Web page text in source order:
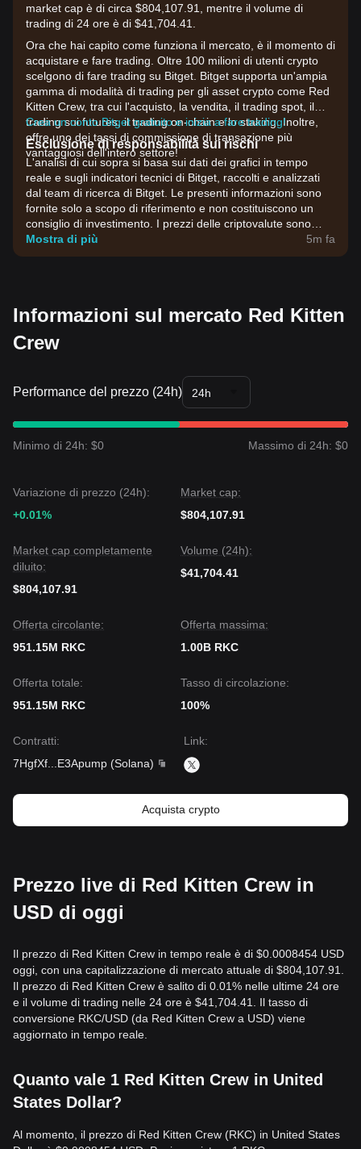
market cap è di circa $804,107.91, mentre il volume di
trading di 24 ore è di $41,704.41.
Ora che hai capito come funziona il mercato, è il momento di
acquistare e fare trading. Oltre 100 milioni di utenti crypto
scelgono di fare trading su Bitget. Bitget supporta un'ampia
gamma di modalità di trading per gli asset crypto come Red
Kitten Crew, tra cui l'acquisto, la vendita, il trading spot, il
trading sui futures, il trading on-chain e lo staking. Inoltre,
offre uno dei tassi di commissione di transazione più
vantaggiosi dell'intero settore!
Crea un conto Bitget gratuito e inizia a fare trading!
Esclusione di responsabilità sui rischi
L'analisi di cui sopra si basa sui dati dei grafici in tempo
reale e sugli indicatori tecnici di Bitget, raccolti e analizzati
dal team di ricerca di Bitget. Le presenti informazioni sono
fornite solo a scopo di riferimento e non costituiscono un
consiglio di investimento. I prezzi delle criptovalute sono
estremamente volatili. Prendi decisioni di investimento in
base alla tua propensione al rischio.
Mostra di più 5m fa
Informazioni sul mercato Red Kitten
Crew
Performance del prezzo (24h) 24h
Minimo di 24h: $0 Massimo di 24h: $0
Variazione di prezzo (24h):
+0.01%
Market cap:
$804,107.91
Market cap completamente
diluito:
$804,107.91
Volume (24h):
$41,704.41
Offerta circolante:
951.15M RKC
Offerta massima:
1.00B RKC
Offerta totale:
951.15M RKC
Tasso di circolazione:
100%
Contratti:
7HgfXf
E3Apump (Solana)
Link:
Acquista crypto
Prezzo live di Red Kitten Crew in
USD di oggi
Il prezzo di Red Kitten Crew in tempo reale è di $0.0008454 USD
oggi, con una capitalizzazione di mercato attuale di $804,107.91.
Il prezzo di Red Kitten Crew è salito di 0.01% nelle ultime 24 ore
e il volume di trading nelle 24 ore è $41,704.41. Il tasso di
conversione RKC/USD (da Red Kitten Crew a USD) viene
aggiornato in tempo reale.
Quanto vale 1 Red Kitten Crew in United
States Dollar?
Al momento, il prezzo di Red Kitten Crew (RKC) in United States